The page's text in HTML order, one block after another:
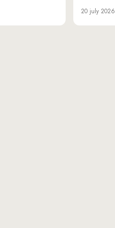
20 july 2026